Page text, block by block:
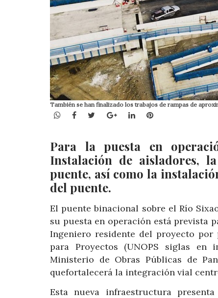
También se han finalizado los trabajos de rampas de
WhatsApp
Facebook
TwitterGoogle+LinkedInPinterest
Para la puesta en
Instalación de aisladores,
puente, así como la
del puente.
El puente binacional sobre el Río
su puesta en operación está prevista
Ingeniero residente del proyecto
para Proyectos (UNOPS siglas
Ministerio de Obras Públicas de
quefortalecerá la integración vial
Esta nueva infraestructura